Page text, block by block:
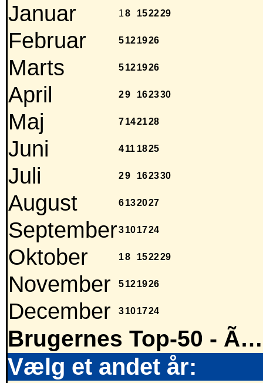
Januar 18 152229
Februar 5121926
Marts 5121926
April 29 162330
Maj 7142128
Juni 411 1825
Juli 29 162330
August 6132027
September3101724
Oktober 18 152229
November 5121926
December 3101724
Brugernes Top-50 -
Vælg et andet år: